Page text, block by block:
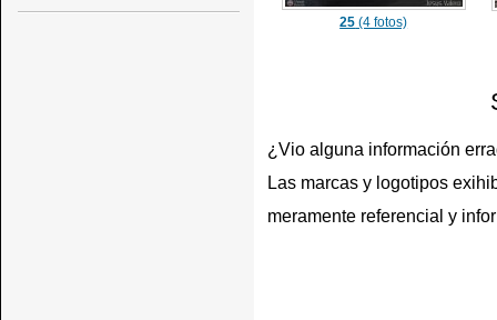
25 (4 fotos)
¿Vio alguna información
Las marcas y logotipos
meramente referencial y